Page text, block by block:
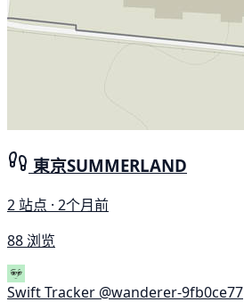
東京SUMMERLAND
2 站点 · 2个月前
88 浏览
Swift Tracker @wanderer-9fb0ce77